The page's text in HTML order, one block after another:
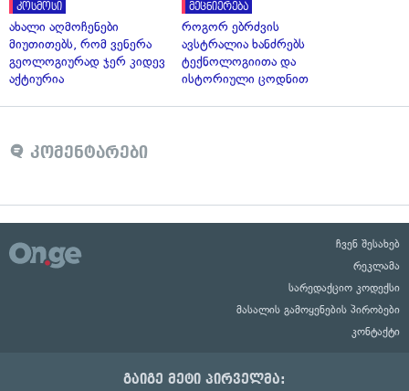
კოსმოსი
ახალი აღმოჩენები
მიუთითებს, რომ ვენერა
გეოლოგიურად ჯერ კიდევ
აქტიურია
მეცნიერება
როგორ ებრძვის
ავსტრალია ხანძრებს
ტექნოლოგიითა და
ისტორიული ცოდნით
კომენტარები
ჩვენ შესახებ
რეკლამა
სარედაქციო კოდექსი
მასალის გამოყენების პირობები
კონტაქტი
გაიგე მეტი პირველმა: